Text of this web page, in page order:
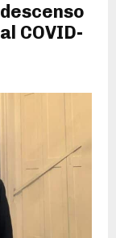
COVID-